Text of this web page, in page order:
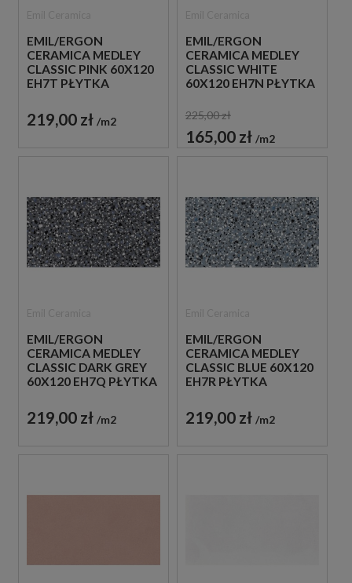
EMIL/ERGON
CERAMICA MEDLEY
CLASSIC PINK 60X120
EH7T PŁYTKA
219,00 zł m2
EMIL/ERGON
CERAMICA MEDLEY
CLASSIC WHITE
60X120 EH7N PŁYTKA
225,00 zł
165,00 zł m2
EMIL/ERGON
CERAMICA MEDLEY
CLASSIC DARK GREY
60X120 EH7Q PŁYTKA
219,00 zł m2
EMIL/ERGON
CERAMICA MEDLEY
CLASSIC BLUE 60X120
EH7R PŁYTKA
219,00 zł m2